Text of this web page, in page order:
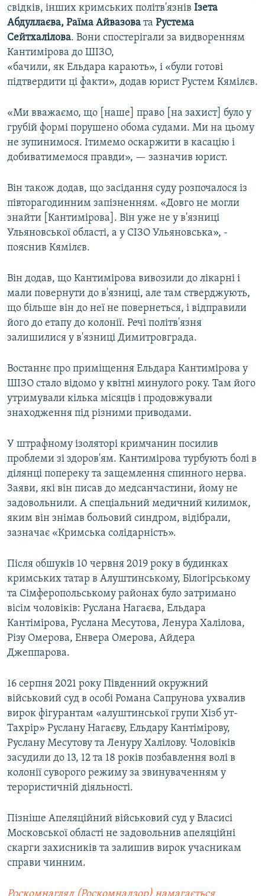
свідків, інших кримських політв'язнів Ізета
Абдуллаєва, Раїма Айвазова та Рустема
Сейтхалілова. Вони спостерігали за видворенням
Кантимірова до ШІЗО,
«бачили, як Ельдара карають», і «були готові
підтвердити ці факти», додав юрист Рустем Кямілєв.
«Ми вважаємо, що [наше] право [на захист] було у
грубій формі порушено обома судами. Ми на цьому
не зупинимося. Ітимемо оскаржити в касацію і
добиватимемося правди», — зазначив юрист.
Він також додав, що засідання суду розпочалося із
півторагодинним запізненням. «Довго не могли
знайти [Кантимірова]. Він уже не у в'язниці
Ульяновської області, а у СІЗО Ульяновська», -
пояснив Кямілєв.
Він додав, що Кантимірова вивозили до лікарні і
мали повернути до в'язниці, але там стверджують,
що більше він до неї не повернеться, і відправили
його до етапу до колонії. Речі політв'язня
залишилися у в'язниці Димитровграда.
Востаннє про приміщення Ельдара Кантимірова у
ШІЗО стало відомо у квітні минулого року. Там його
утримували кілька місяців і продовжували
знаходження під різними приводами.
У штрафному ізоляторі кримчанин посилив
проблеми зі здоров'ям. Кантимірова турбують болі в
ділянці попереку та защемлення спинного нерва.
Заяви, які він писав до медсанчастини, йому не
задовольнили. А спеціальний медичний килимок,
яким він знімав больовий синдром, відібрали,
зазначає «Кримська солідарність».
Після обшуків 10 червня 2019 року в будинках
кримських татар в Алуштинському, Білогірському
та Сімферопольському районах було затримано
вісім чоловіків: Руслана Нагаєва, Ельдара
Кантімірова, Руслана Месутова, Ленура Халілова,
Різу Омерова, Енвера Омерова, Айдера
Джеппарова.
16 серпня 2021 року Південний окружний
військовий суд в особі Романа Сапрунова ухвалив
вирок фігурантам «алуштинської групи Хізб ут-
Тахрір» Руслану Нагаєву, Ельдару Кантімірову,
Руслану Месутову та Ленуру Халілову. Чоловіків
засудили до 13, 12 та 18 років позбавлення волі в
колонії суворого режиму за звинуваченням у
терористичній діяльності.
Пізніше Апеляційний військовий суд у Власисі
Московської області не задовольнив апеляційні
скарги захисників та залишив вирок учасникам
справи чинним.